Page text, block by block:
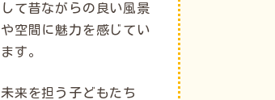
して昔ながらの良い風景
や空間に魅力を感じてい
ます。
未来を担う子どもたち